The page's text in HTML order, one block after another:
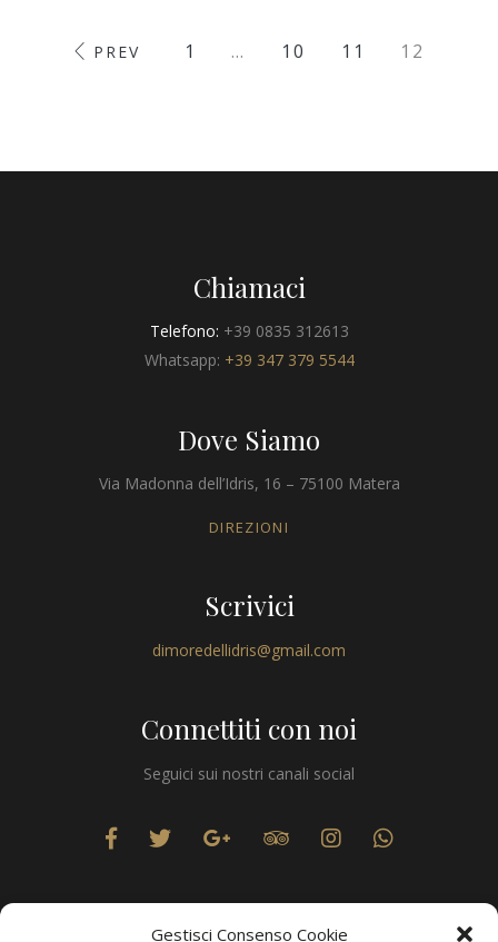
Gestisci Consenso Cookie
PREV 1 … 10 11 12
Chiamaci
Telefono: +39 0835 312613
Whatsapp: +39 347 379 5544
Dove Siamo
Via Madonna dell’Idris, 16 – 75100 Matera
DIREZIONI
Scrivici
dimoredellidris@gmail.com
Connettiti con noi
Seguici sui nostri canali social